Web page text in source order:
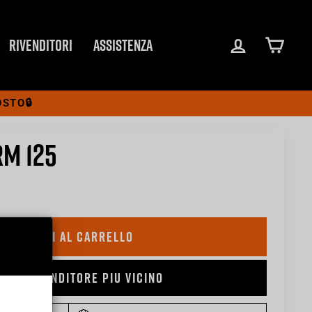
RIVENDITORI ASSISTENZA ACCEDI
125
AGGIUNGI AL CARRELLO
IL RIVENDITORE PIU VICINO